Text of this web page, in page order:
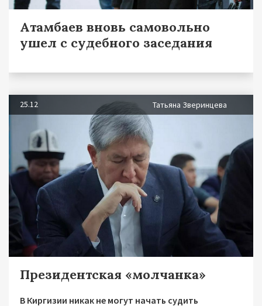
Атамбаев вновь самовольно
ушел с судебного заседания
25.12 Татьяна Зверинцева
Президентская «молчанка»
В Киргизии никак не могут начать судить